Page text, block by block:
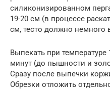
силиконизированном
19-20 см (в процессе
см, тесто должно немного
Выпекать при температуре
минут (до пышности и
Сразу после выпечки
Обрезки отложить